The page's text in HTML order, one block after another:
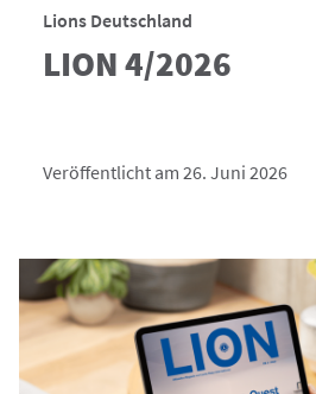
Lions Deutschland
LION 4/2026
Veröffentlicht am 26. Juni 2026